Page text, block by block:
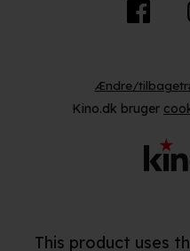
Ændre/
Kino.dk bruger
This product uses